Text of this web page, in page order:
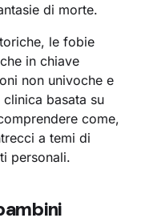
di morte.
le fobie
in chiave
non univoche e
basata su
come,
a temi di
personali.